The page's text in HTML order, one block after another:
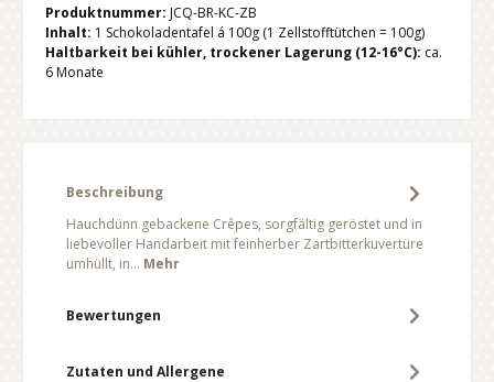
Produktnummer: JCQ-BR-KC-ZB
Inhalt: 1 Schokoladentafel á 100g (1 Zellstofftütchen = 100g)
Haltbarkeit bei kühler, trockener Lagerung (12-16°C): ca.
6 Monate
Beschreibung
Hauchdünn gebackene Crêpes, sorgfältig geröstet und in
liebevoller Handarbeit mit feinherber Zartbitterkuvertüre
umhüllt, in… Mehr
Bewertungen
Zutaten und Allergene